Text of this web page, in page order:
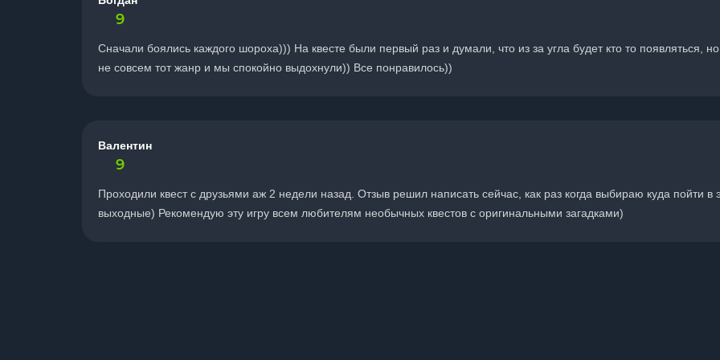
9
Сначали боялись каждого шороха))) На квесте были первый раз и думали, что из за угла будет кто то появляться, но
не совсем тот жанр и мы спокойно выдохнули)) Все понравилось))
Валентин
9
Проходили квест с друзьями аж 2 недели назад. Отзыв решил написать сейчас, как раз когда выбираю куда пойти в
выходные) Рекомендую эту игру всем любителям необычных квестов с оригинальными загадками)